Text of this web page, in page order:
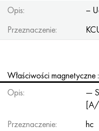
Opis:
–
Przeznaczenie:
Właściwości magnetyczne :
Opis:
—
Przeznaczenie:
hc